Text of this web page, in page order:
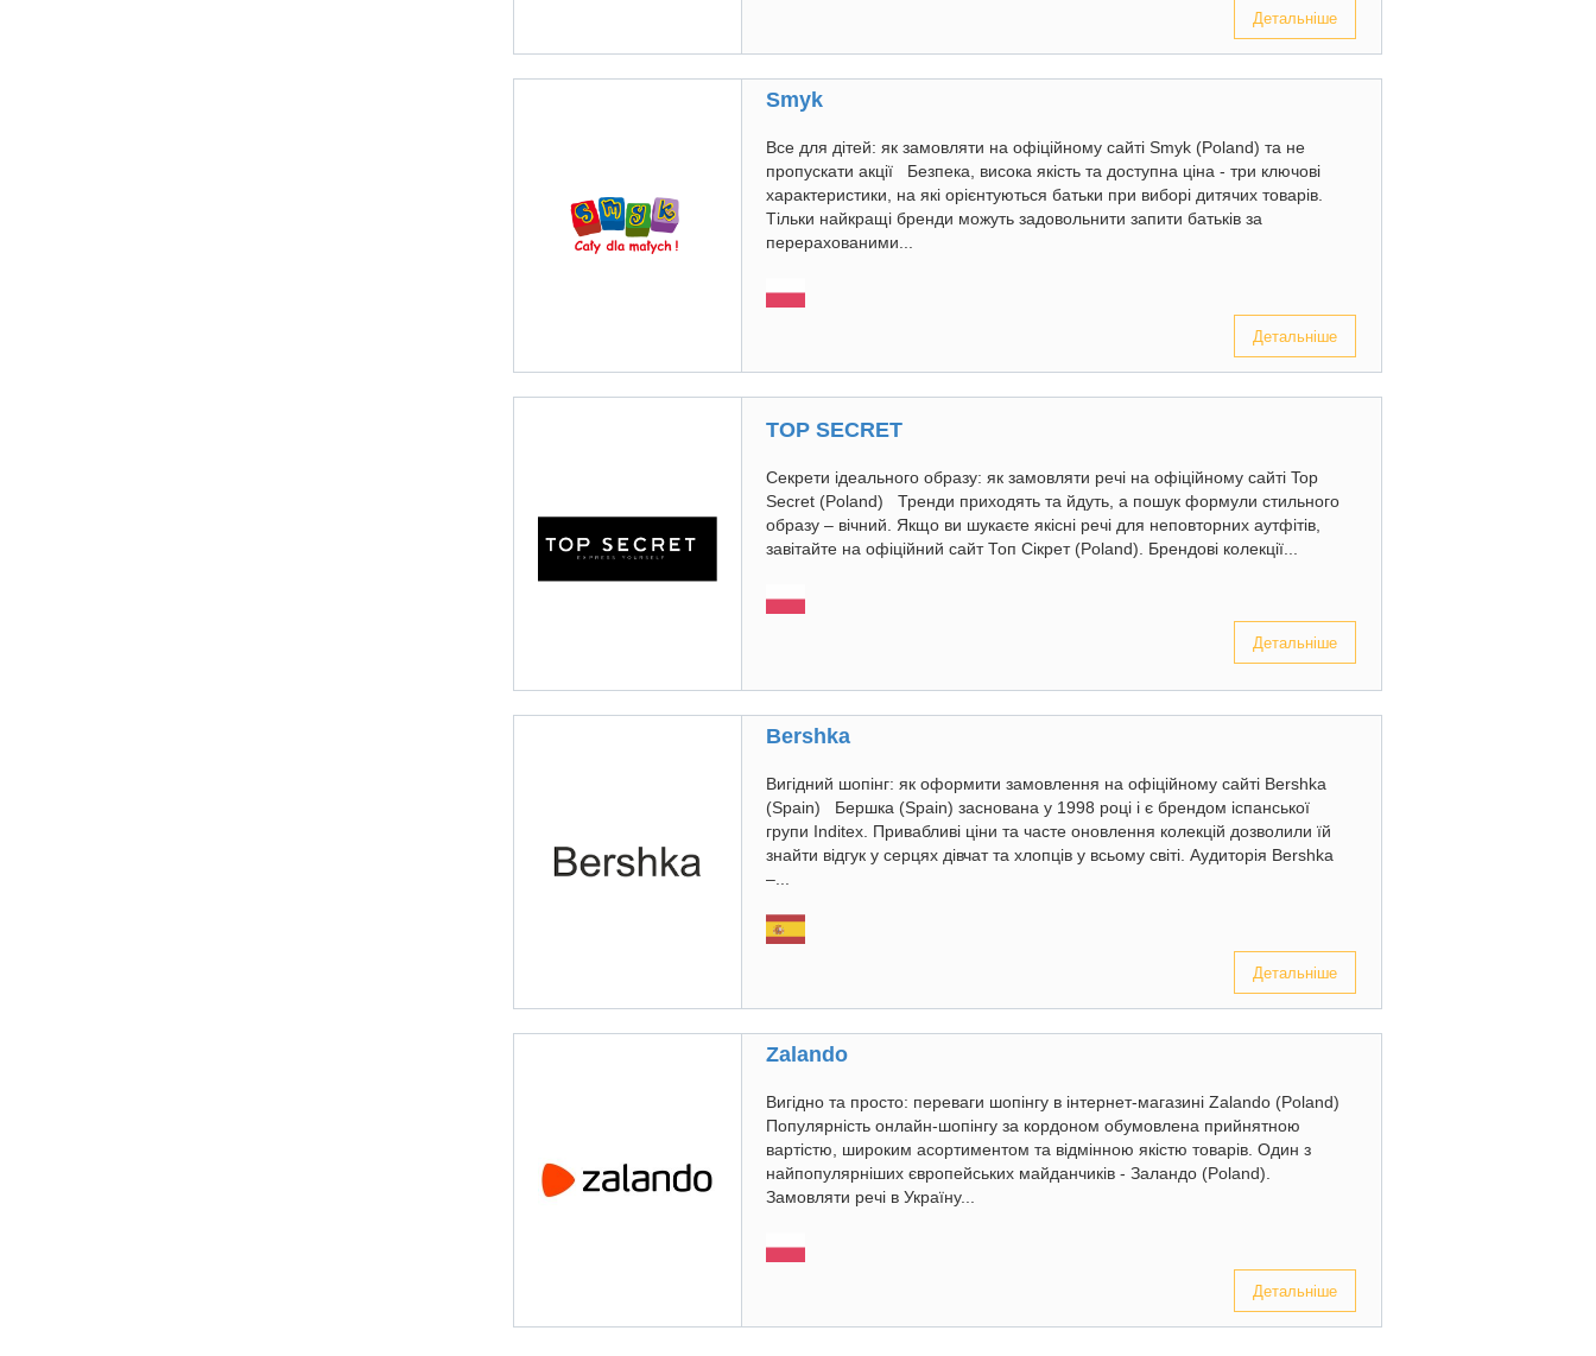
Детальніше
Smyk
Все для дітей: як замовляти на офіційному сайті Smyk (Poland) та не
пропускати акції Безпека, висока якість та доступна ціна - три ключові
характеристики, на які орієнтуються батьки при виборі дитячих товарів.
Тільки найкращі бренди можуть задовольнити запити батьків за
перерахованими...
Детальніше
TOP SECRET
Секрети ідеального образу: як замовляти речі на офіційному сайті Top
Secret (Poland) Тренди приходять та йдуть, а пошук формули стильного
образу – вічний. Якщо ви шукаєте якісні речі для неповторних аутфітів,
завітайте на офіційний сайт Топ Сікрет (Poland). Брендові колекції...
Детальніше
Bershka
Вигідний шопінг: як оформити замовлення на офіційному сайті Bershka
(Spain) Бершка (Spain) заснована у 1998 році і є брендом іспанської
групи Inditex. Привабливі ціни та часте оновлення колекцій дозволили їй
знайти відгук у серцях дівчат та хлопців у всьому світі. Аудиторія Bershka
–...
Детальніше
Zalando
Вигідно та просто: переваги шопінгу в інтернет-магазині Zalando (Poland)
Популярність онлайн-шопінгу за кордоном обумовлена прийнятною
вартістю, широким асортиментом та відмінною якістю товарів. Один з
найпопулярніших європейських майданчиків - Заландо (Poland).
Замовляти речі в Україну...
Детальніше